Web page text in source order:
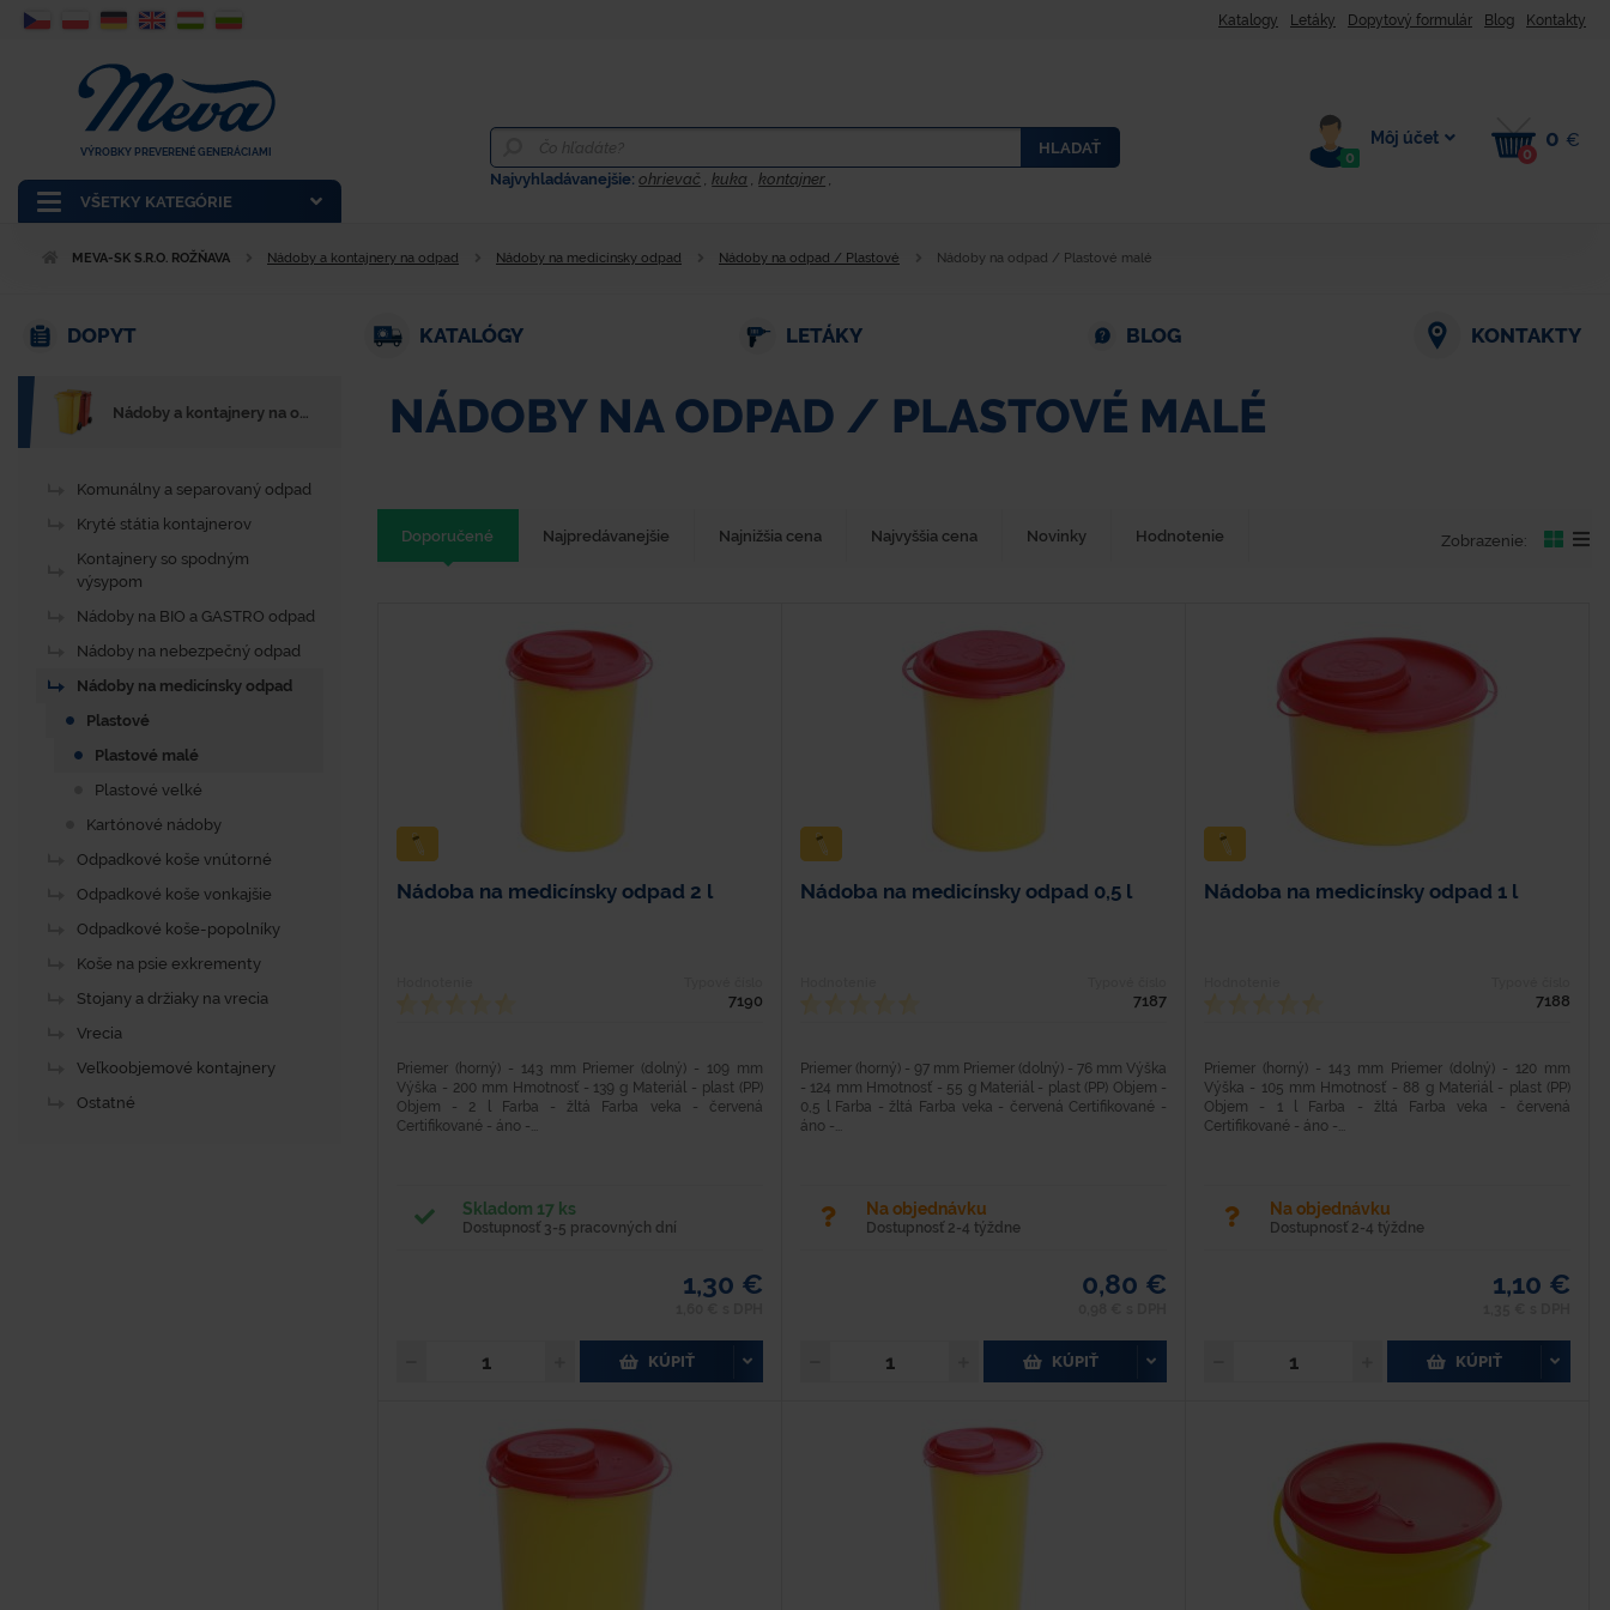
Katalogy Letáky Dopytový formulár Blog Kontakty
VŠETKY KATEGÓRIE
VÝROBKY PREVERENÉ GENERÁCIAMI
HLADAŤ
Najvyhladávanejšie:ohrievač ,kuka ,kontajner ,
0
Môj účet
0
0 €
MEVA-SK S.R.O. ROŽŇAVA Nádoby a kontajnery na odpad Nádoby na medicínsky odpad Nádoby na odpad / Plastové Nádoby na odpad / Plastové malé
DOPYT KATALÓGY LETÁKY BLOG KONTAKTY
NÁDOBY NA ODPAD / PLASTOVÉ MALÉ
Doporučené Najpredávanejšie Najnižšia cena Najvyššia cena Novinky Hodnotenie Zobrazenie:
Nádoba na medicínsky odpad 2 l
7190
Priemer (horný) - 143 mm Priemer (dolný) - 109 mm
Výška - 200 mm Hmotnosť - 139 g Materiál - plast (PP)
Objem - 2 l Farba - žltá Farba veka - červená
Certifikované - áno -...
Skladom 17 ks
Dostupnosť 3-5 pracovných dní
1,30 €
KÚPIŤ
Nádoba na medicínsky odpad 0,5 l
7187
Priemer (horný) - 97 mm Priemer (dolný) - 76 mm Výška
- 124 mm Hmotnosť - 55 g Materiál - plast (PP) Objem -
0,5 l Farba - žltá Farba veka - červená Certifikované -
áno -...
Na objednávku
Dostupnosť 2-4 týždne
0,80 €
KÚPIŤ
Nádoba na medicínsky odpad 1 l
7188
Priemer (horný) - 143 mm Priemer (dolný) - 120 mm
Výška - 105 mm Hmotnosť - 88 g Materiál - plast (PP)
Objem - 1 l Farba - žltá Farba veka - červená
Certifikované - áno -...
Na objednávku
Dostupnosť 2-4 týždne
1,10 €
KÚPIŤ
Komunálny a separovaný odpad
Kryté státia kontajnerov
Kontajnery so spodným
výsypom
Nádoby na BIO a GASTRO odpad
Nádoby na nebezpečný odpad
Nádoby na medicínsky odpad
Plastové
Plastové malé
Plastové velké
Kartónové nádoby
Odpadkové koše vnútorné
Odpadkové koše vonkajšie
Odpadkové koše-popolníky
Koše na psie exkrementy
Stojany a držiaky na vrecia
Vrecia
Veľkoobjemové kontajnery
Ostatné